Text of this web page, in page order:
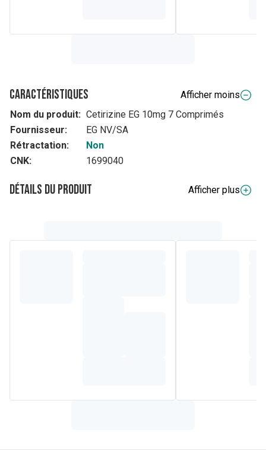
Caractéristiques
Afficher moins
Nom du produit: Cetirizine EG 10mg 7 Comprimés
Fournisseur:
EG NV/SA
Rétractation:
Non
CNK:
1699040
Détails du produit
Afficher plus
PEG-3 Distearate, Sodium PCA, Allantoin, Tocopheryl